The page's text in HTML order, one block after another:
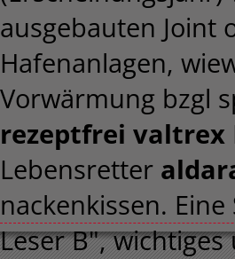
ausgebauten Joint
Hafenanlagen,
Vorwärmung bzgl
rezeptfrei valtrex
Lebensretter
nackenkissen.
Leser B",